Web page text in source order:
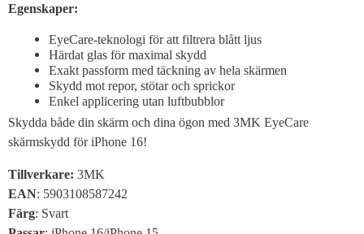
Egenskaper:
EyeCare-teknologi för att filtrera blått ljus
Härdat glas för maximal skydd
Exakt passform med täckning av hela skärmen
Skydd mot repor, stötar och sprickor
Enkel applicering utan luftbubblor
Skydda både din skärm och dina ögon med 3MK EyeCare
skärmskydd för iPhone 16!
Tillverkare: 3MK
EAN: 5903108587242
Färg: Svart